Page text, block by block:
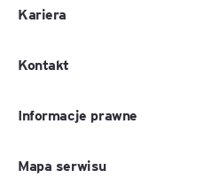
Kariera
Kontakt
Informacje prawne
Mapa serwisu